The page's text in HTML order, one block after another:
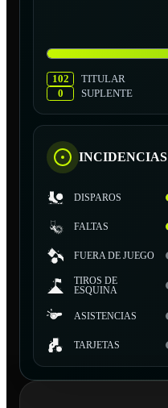
102
TITULAR
0
SUPLENTE
INCIDENCIAS
DISPAROS
FALTAS
FUERA DE JUEGO
TIROS DE
ESQUINA
ASISTENCIAS
TARJETAS